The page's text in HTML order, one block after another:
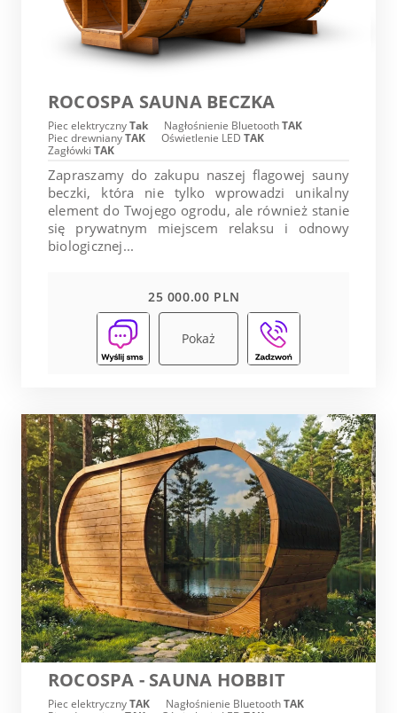
ROCOSPA SAUNA BECZKA
Piec elektrycznyTak Nagłośnienie BluetoothTAK
Piec drewnianyTAK Oświetlenie LED TAK
Zagłówki TAK
Zapraszamy do zakupu naszej flagowej sauny
beczki, która nie tylko wprowadzi unikalny
element do Twojego ogrodu, ale również stanie
się prywatnym miejscem relaksu i odnowy
biologicznej...
25 000.00 PLN
Pokaż
ROCOSPA - SAUNA HOBBIT
Piec elektrycznyTAK Nagłośnienie BluetoothTAK